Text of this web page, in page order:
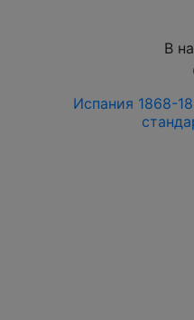
В
Испания 1868-